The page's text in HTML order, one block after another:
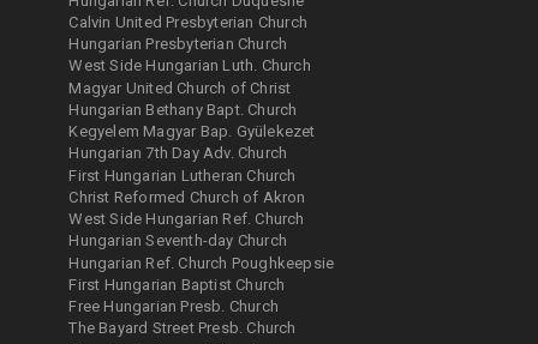
Calvin United Presbyterian Church
Hungarian Presbyterian Church
West Side Hungarian Luth. Church
Magyar United Church of Christ
Hungarian Bethany Bapt. Church
Kegyelem Magyar Bap. Gyülekezet
Hungarian 7th Day Adv. Church
First Hungarian Lutheran Church
Christ Reformed Church of Akron
West Side Hungarian Ref. Church
Hungarian Seventh-day Church
Hungarian Ref. Church Poughkeepsie
First Hungarian Baptist Church
Free Hungarian Presb. Church
The Bayard Street Presb. Church